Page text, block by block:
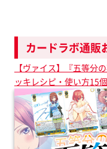
カードラボ通販
【ヴァイス】『五等分
ッキレシピ・使い方15